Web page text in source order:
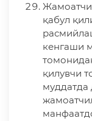
қабул
кенгаши
қилувчи
муддатда